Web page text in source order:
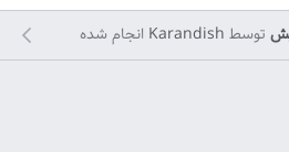
توسط Karandish انجام شده